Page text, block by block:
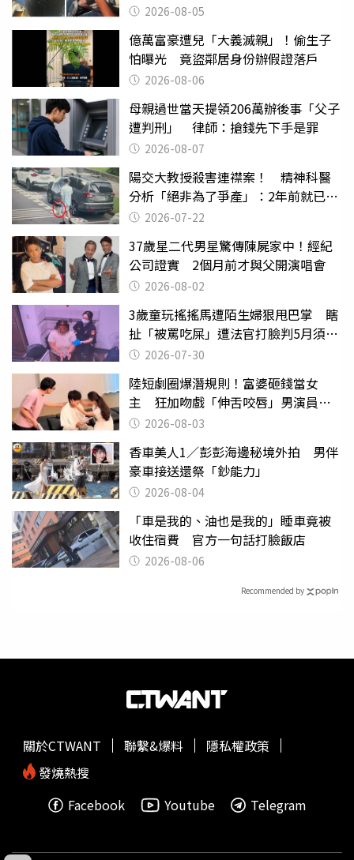
2026-08-05
億萬富豪遭兒「大義滅親」！偷生子
怕曝光 竟盜鄰居身份辦假證落戶
2026-08-06
母親過世當天提領206萬辦後事「父子
遭判刑」 律師：搶錢先下手是罪
2026-08-07
陽交大教授殺害連襟案！ 精神科醫
分析「絕非為了爭產」：2年前就已言
行詭異
2026-07-22
37歲星二代男星驚傳陳屍家中！經紀
公司證實 2個月前才與父開演唱會
2026-08-02
3歲童玩搖搖馬遭陌生婦狠甩巴掌 瞎
扯「被罵吃屎」遭法官打臉判5月須入
監 2026-07-30
陸短劇圈爆潛規則！富婆砸錢當女
主 狂加吻戲「伸舌咬唇」男演員崩
潰 2026-08-03
香車美人1／彭彭海邊秘境外拍 男伴
豪車接送還祭「鈔能力」
2026-08-04
「車是我的、油也是我的」睡車竟被
收住宿費 官方一句話打臉飯店
2026-08-06
Recommended by
關於CTWANT 聯繫&爆料
隱私權政策
發燒熱搜
Facebook
Youtube Telegram